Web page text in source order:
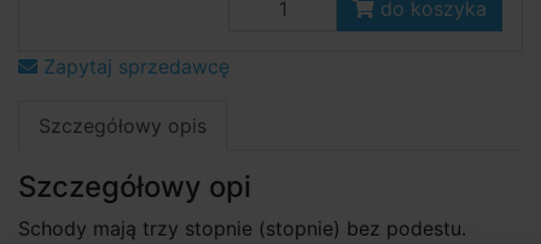
do koszyka
Zapytaj sprzedawcę
Szczegółowy opis
Szczegółowy opi
Schody mają trzy stopnie (stopnie) bez podestu.